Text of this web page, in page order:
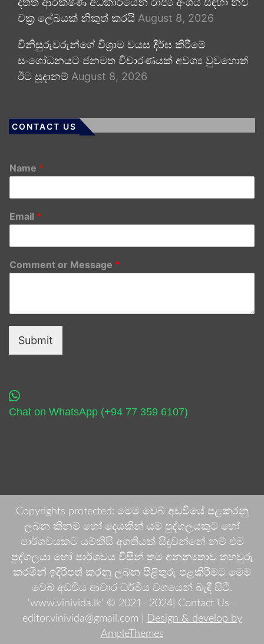
චක්‍ර ලේඛයක් නිකුත් කරයි August 8, 2026
විනිසුරුවරුන්ගේ විශ්‍රාම වයස දීර්ඝ කිරීමේ
සංශෝධනයට ජනමත විචාරණයක් අවශ්‍ය වුවහොත්
ඊට සූදානම් August 8, 2026
CONTACT US
Name *
Email *
Comment or Message *
Submit
Chat on WhatsApp (+94 77 359 6107)
Copyrights protected: මෙම වෙබ් අඩවියේ පළකරනු
ලබන කිනම් හෝ දෙයකින් යම් පුද්ගලයකුට හෝ
පාර්ශවයකට යම්කිසි අගතියක් සිදුවන්නේ නම් එම
පුද්ගලයා හෝ පාර්ශවය විසින් තම අනන්‍යතාව තහවුරු
කරමින් ඉදිරිපත් කරනු ලබන පිළිතුරු පළකිරීමට මෙම
වෙබ් අඩවිය ආචාර ධර්මීය වශයෙන් බැඳී සිටී.
'www.vinivida.lk' © 2021- 2024| Contact Us -
editor.vinivida@gmail.com |
Design & develop by
AmpleThemes